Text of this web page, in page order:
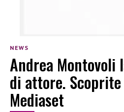
NEWS
Andrea Montovoli
di attore.
Mediaset